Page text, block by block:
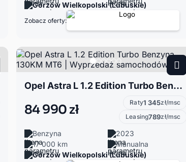
Gorzów Wielkopolski (Lubuskie)
Zobacz oferty:
Opel Astra L 1.2 Edition Turbo Benzyna 130KM MT6 | Wyprzedaż samochodów
84 990 zł Raty1 345zł/msc
Leasing789zł/msc
Benzyna
2023
17 000 km
Manualna
Gorzów Wielkopolski (Lubuskie)